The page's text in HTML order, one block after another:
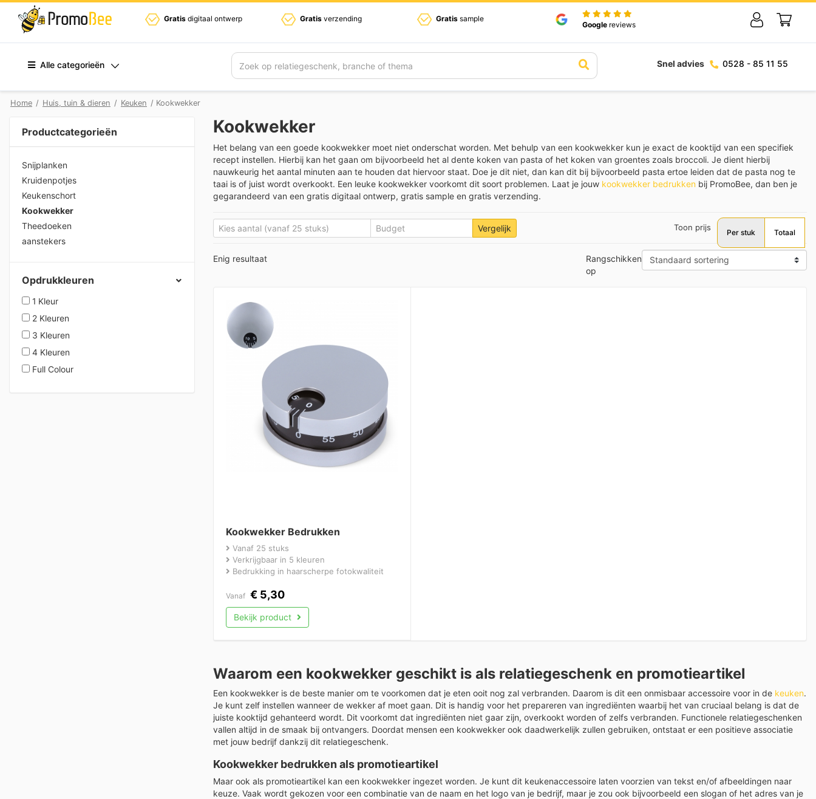
Gratis digitaal ontwerp Gratis verzending Gratis sample
Google reviews
Alle categorieën Zoek Snel advies 0528 - 85 11 55
Home / Huis, tuin & dieren / Keuken / Kookwekker
Productcategorieën
Snijplanken
Kruidenpotjes
Keukenschort
Kookwekker
Theedoeken
aanstekers
Opdrukkleuren
1 Kleur
2 Kleuren
3 Kleuren
4 Kleuren
Full Colour
Kookwekker
Het belang van een goede kookwekker moet niet onderschat worden. Met behulp van een kookwekker kun je exact de kooktijd van een specifiek
recept instellen. Hierbij kan het gaan om bijvoorbeeld het al dente koken van pasta of het koken van groentes zoals broccoli. Je dient hierbij
nauwkeurig het aantal minuten aan te houden dat hiervoor staat. Doe je dit niet, dan kan dit bij bijvoorbeeld pasta ertoe leiden dat de pasta nog te
taai is of juist wordt overkookt. Een leuke kookwekker voorkomt dit soort problemen. Laat je jouw kookwekker bedrukken bij PromoBee, dan ben je
gegarandeerd van een gratis digitaal ontwerp, gratis sample en gratis verzending.
Vergelijk Toon prijs
Per stuk Totaal
Enig resultaat
Rangschikken
op
Kookwekker Bedrukken
Vanaf 25 stuks
Verkrijgbaar in 5 kleuren
Bedrukking in haarscherpe fotokwaliteit
Vanaf € 5,30
Bekijk product
Waarom een kookwekker geschikt is als relatiegeschenk en promotieartikel
Een kookwekker is de beste manier om te voorkomen dat je eten ooit nog zal verbranden. Daarom is dit een onmisbaar accessoire voor in de keuken.
Je kunt zelf instellen wanneer de wekker af moet gaan. Dit is handig voor het prepareren van ingrediënten waarbij het van cruciaal belang is dat de
juiste kooktijd gehanteerd wordt. Dit voorkomt dat ingrediënten niet gaar zijn, overkookt worden of zelfs verbranden. Functionele relatiegeschenken
vallen altijd in de smaak bij ontvangers. Doordat mensen een kookwekker ook daadwerkelijk zullen gebruiken, ontstaat er een positieve associatie
met jouw bedrijf dankzij dit relatiegeschenk.
Kookwekker bedrukken als promotieartikel
Maar ook als promotieartikel kan een kookwekker ingezet worden. Je kunt dit keukenaccessoire laten voorzien van tekst en/of afbeeldingen naar
keuze. Vaak wordt gekozen voor een combinatie van de naam en het logo van je bedrijf, maar je zou ook bijvoorbeeld een slogan of het adres van je